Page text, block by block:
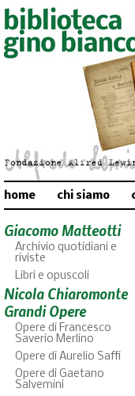
home chi siamo
Giacomo Matteotti
Archivio quotidiani e
riviste
Libri e opuscoli
Nicola Chiaromonte
Grandi Opere
Opere di Francesco
Saverio Merlino
Opere di Aurelio Saffi
Opere di Gaetano
Salvemini